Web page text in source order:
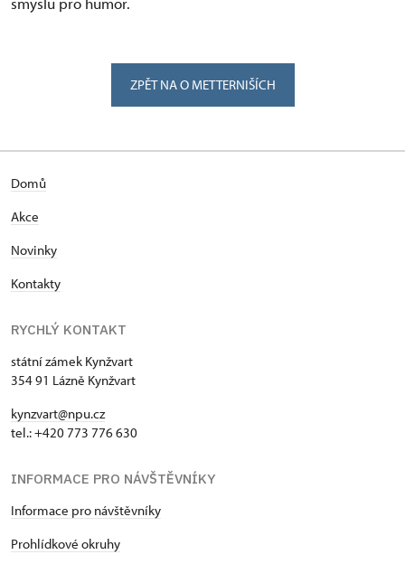
ZPĚT NA O METTERNIŠÍCH
Domů
Akce
Novinky
Kontakty
RYCHLÝ KONTAKT
státní zámek Kynžvart
354 91 Lázně Kynžvart
kynzvart@npu.cz
tel.: +420 773 776 630
INFORMACE PRO NÁVŠTĚVNÍKY
Informace pro návštěvníky
Prohlídkové okruhy